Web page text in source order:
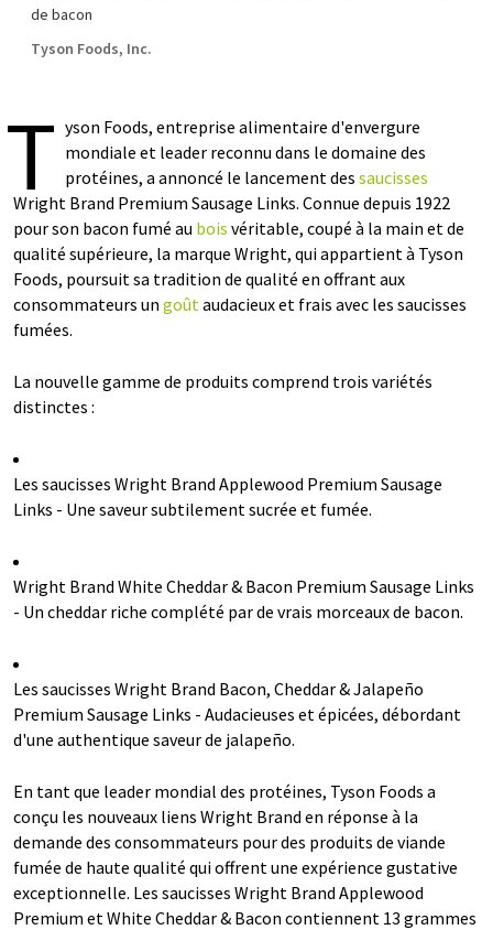
de bacon
Tyson Foods, Inc.
T yson Foods, entreprise alimentaire d'envergure
mondiale et leader reconnu dans le domaine des
protéines, a annoncé le lancement des saucisses
Wright Brand Premium Sausage Links. Connue depuis 1922
pour son bacon fumé au bois véritable, coupé à la main et de
qualité supérieure, la marque Wright, qui appartient à Tyson
Foods, poursuit sa tradition de qualité en offrant aux
consommateurs un goûtaudacieux et frais avec les saucisses
fumées.
La nouvelle gamme de produits comprend trois variétés
distinctes :
Les saucisses Wright Brand Applewood Premium Sausage
Links - Une saveur subtilement sucrée et fumée.
Wright Brand White Cheddar & Bacon Premium Sausage Links
- Un cheddar riche complété par de vrais morceaux de bacon.
Les saucisses Wright Brand Bacon, Cheddar & Jalapeño
Premium Sausage Links - Audacieuses et épicées, débordant
d'une authentique saveur de jalapeño.
En tant que leader mondial des protéines, Tyson Foods a
conçu les nouveaux liens Wright Brand en réponse à la
demande des consommateurs pour des produits de viande
fumée de haute qualité qui offrent une expérience gustative
exceptionnelle. Les saucisses Wright Brand Applewood
Premium et White Cheddar & Bacon contiennent 13 grammes